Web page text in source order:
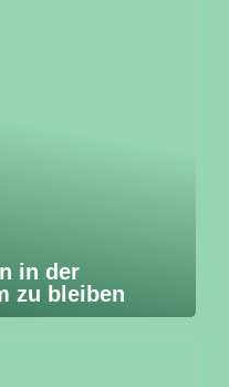
in der
zu bleiben